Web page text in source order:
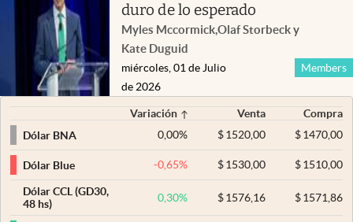
duro de lo esperado
Myles Mccormick,Olaf Storbecky
Kate Duguid
Members
miércoles, 01 de Julio
de 2026
Variación Venta
Compra
Dólar BNA
0,00% $ 1520,00 $1470,00
Dólar Blue -0,65% $ 1530,00 $1510,00
Dólar CCL (GD30,
48 hs)
0,30% $ 1576,16 $1571,86